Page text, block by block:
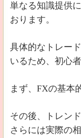
単なる知識提供
おります。
具体的なトレー
いるため、初心
まず、FXの基本
その後、トレン
さらには実際の